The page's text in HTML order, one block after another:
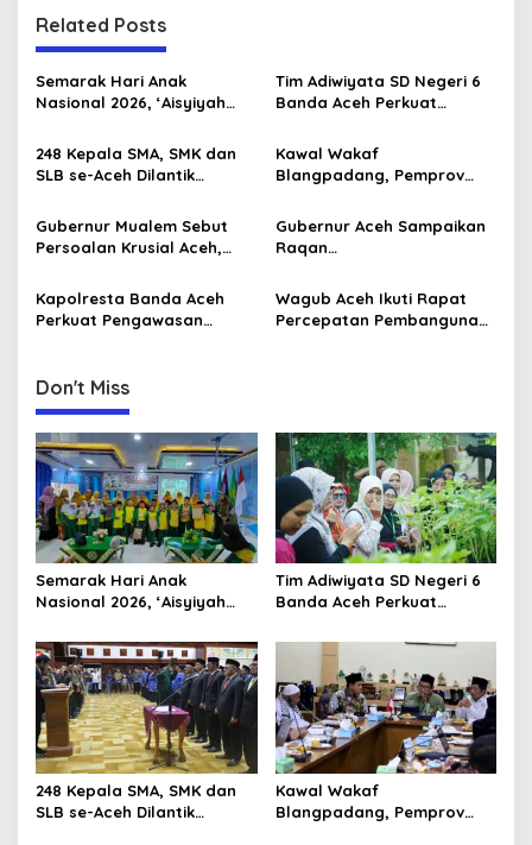
n
a
v
i
g
a
t
i
o
n
Related Posts
Semarak Hari Anak
Nasional 2026, ‘Aisyiyah
Perlombaan Kreatif di
Universitas Ahmad Dahlan
Tim Adiwiyata SD Negeri 6
Banda Aceh Perkuat
Kunjungan Lapangan “FOLU
Goes to School”
248 Kepala SMA, SMK dan
SLB se-Aceh Dilantik
Aceh
Kawal Wakaf
Blangpadang, Pemprov
Pusat
Gubernur Mualem Sebut
Persoalan Krusial Aceh,
Hingga LGBT
Gubernur Aceh Sampaikan
Raqan
Pelaksanaan APBA 2025 ke
DPRA
Kapolresta Banda Aceh
Perkuat Pengawasan
Wagub Aceh Ikuti Rapat
Percepatan Pembangunan
Don't Miss
Semarak Hari Anak
Nasional 2026, ‘Aisyiyah
Perlombaan Kreatif di
Universitas Ahmad Dahlan
Aceh
Tim Adiwiyata SD Negeri 6
Banda Aceh Perkuat
Kunjungan Lapangan “FOLU
Goes to School”
248 Kepala SMA, SMK dan
SLB se-Aceh Dilantik
Kawal Wakaf
Blangpadang, Pemprov